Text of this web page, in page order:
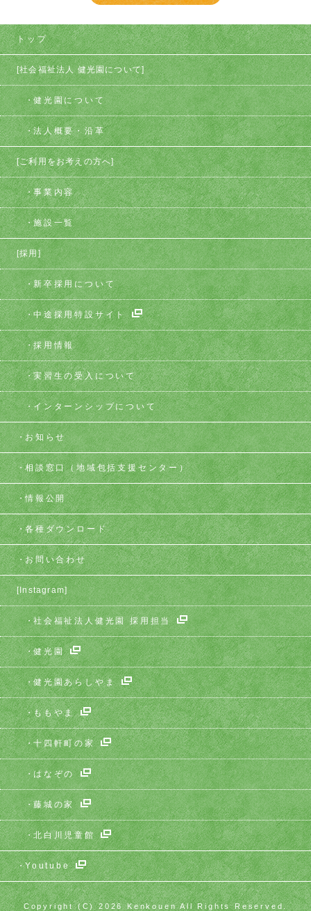
トップ
[社会福祉法人 健光園について]
健光園について
法人概要・沿革
[ご利用をお考えの方へ]
事業内容
施設一覧
[採用]
新卒採用について
中途採用特設サイト
採用情報
実習生の受入について
インターンシップについて
お知らせ
相談窓口（地域包括支援センター）
情報公開
各種ダウンロード
お問い合わせ
[Instagram]
社会福祉法人健光園 採用担当
健光園
健光園あらしやま
ももやま
十四軒町の家
はなぞの
藤城の家
北白川児童館
Youtube
Copyright (C) 2026 Kenkouen All Rights Reserved.